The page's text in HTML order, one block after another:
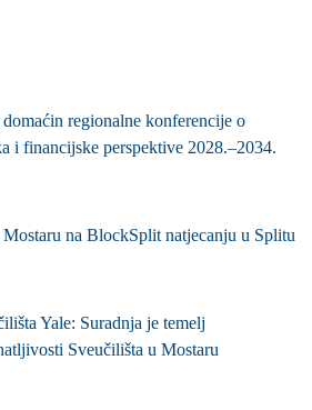
regionalne konferencije o
i financijske perspektive 2028.–2034.
na BlockSplit natjecanju u Splitu
Yale: Suradnja je temelj
Sveučilišta u Mostaru